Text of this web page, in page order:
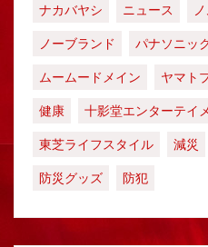
ナカバヤシ ニュース
ノーブランド パナソニッ
ムームードメイン ヤマト
健康 十影堂エンターテイ
東芝ライフスタイル 減災
防災グッズ 防犯